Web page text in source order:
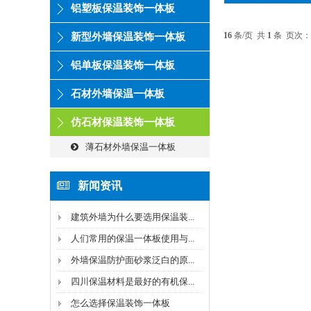
铝塑板保温装饰一体板
新型外墙保温装饰一体板
铝单板保温装饰一体板
石材外墙保温一体板
仿石材保温装饰一体板
薄石材外墙保温一体板
新闻资讯
建筑外墙为什么要选用保温装...
人们常用的保温一体板使用与...
外墙保温防护面砂浆泛白的原...
四川保温材料是最好的有机保...
怎么选择保温装饰一体板
16 条/页 共 1 条 页次：